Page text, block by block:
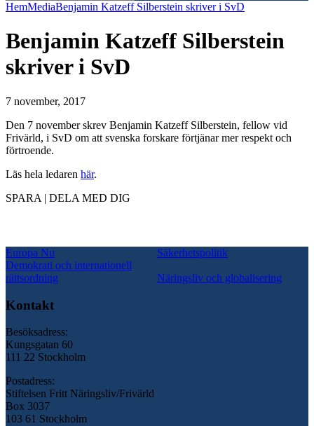
HemMediaBenjamin Katzeff Silberstein skriver i SvD
Benjamin Katzeff Silberstein
skriver i SvD
7 november, 2017
Den 7 november skrev Benjamin Katzeff Silberstein, fellow vid
Frivärld, i SvD om att svenska forskare förtjänar mer respekt och
förtroende.
Läs hela ledaren här.
SPARA | DELA MED DIG
Europa Nu
Säkerhetspolitik
Demokrati och internationell
rättsordning
Näringsliv och globalisering
Kontakt
Besöksadress:
Kungsgatan 60
111 22 Stockholm
Postadress:
Stiftelsen Fritt Näringsliv/Frivärld
Box 3037
103 61 Stockholm